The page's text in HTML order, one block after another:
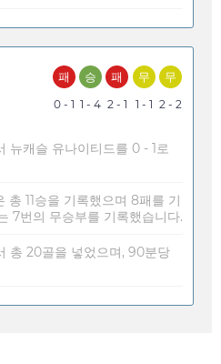
패
0 - 1
승
1 - 4
패
2 - 1
무
1 - 1
무
2 - 2
뉴캐슬 유나이티드를 0 - 1로
11승을 기록했으며 8패를 기
7번의 무승부를 기록했습니다.
총 20골을 넣었으며, 90분당